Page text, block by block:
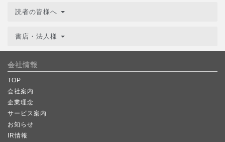
読者の皆様へ
書店・法人様
会社情報
TOP
会社案内
企業理念
サービス案内
お知らせ
IR情報